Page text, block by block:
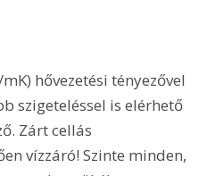
hővezetési tényezővel
szigeteléssel is elérhető
Zárt cellás
vízzáró! Szinte minden,